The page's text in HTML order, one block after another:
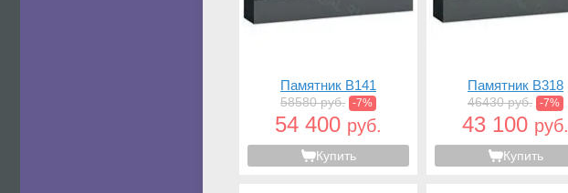
Памятник B141
58580 руб. -7%
54 400 руб.
Купить
Памятник B318
46430 руб. -7%
43 100 руб.
Купить